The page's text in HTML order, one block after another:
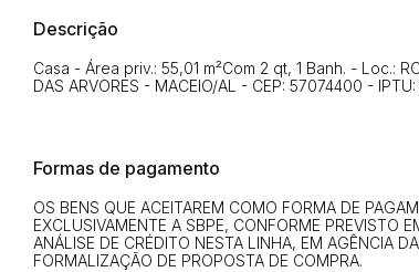
Descrição
Casa - Área priv.: 55,01 m²Com 2 qt, 1 Banh. - Loc.:
DAS ARVORES - MACEIO/AL - CEP: 57074400 -
Formas de pagamento
OS BENS QUE ACEITAREM COMO FORMA DE
EXCLUSIVAMENTE A SBPE, CONFORME PREVISTO
ANÁLISE DE CRÉDITO NESTA LINHA, EM AGÊNCIA
FORMALIZAÇÃO DE PROPOSTA DE COMPRA.